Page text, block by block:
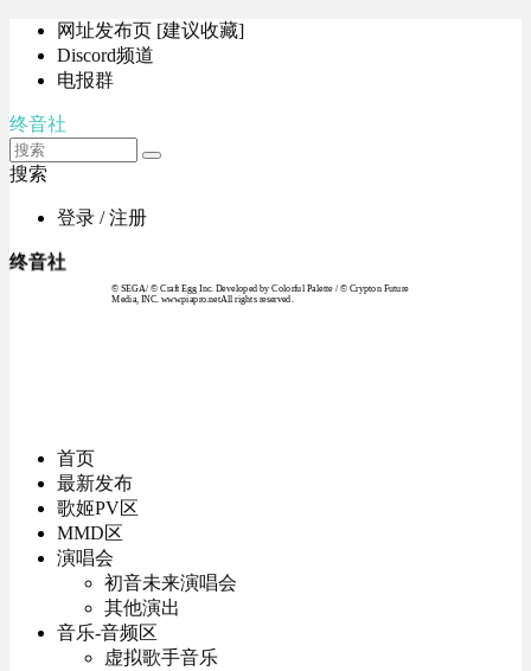
网址发布页 [建议收藏]
Discord频道
电报群
终音社
搜索
登录 / 注册
终音社
© SEGA / © Craft Egg Inc. Developed by Colorful Palette / © Crypton Future
Media, INC. www.piapro.netAll rights reserved.
首页
最新发布
歌姬PV区
MMD区
演唱会
初音未来演唱会
其他演出
音乐-音频区
虚拟歌手音乐